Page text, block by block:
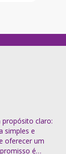
propósito claro:
simples e
oferecer um
é